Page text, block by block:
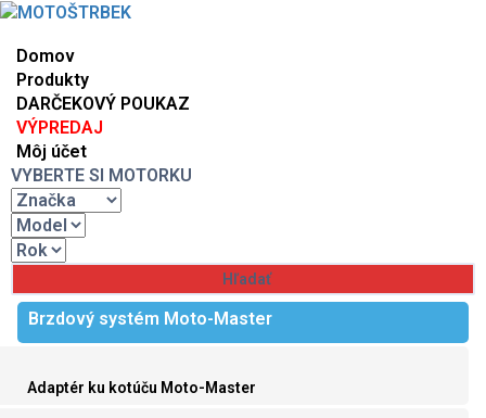
Domov
Produkty
DARČEKOVÝ POUKAZ
VÝPREDAJ
Môj účet
VYBERTE SI MOTORKU
Brzdový systém Moto-Master
Adaptér ku kotúču Moto-Master